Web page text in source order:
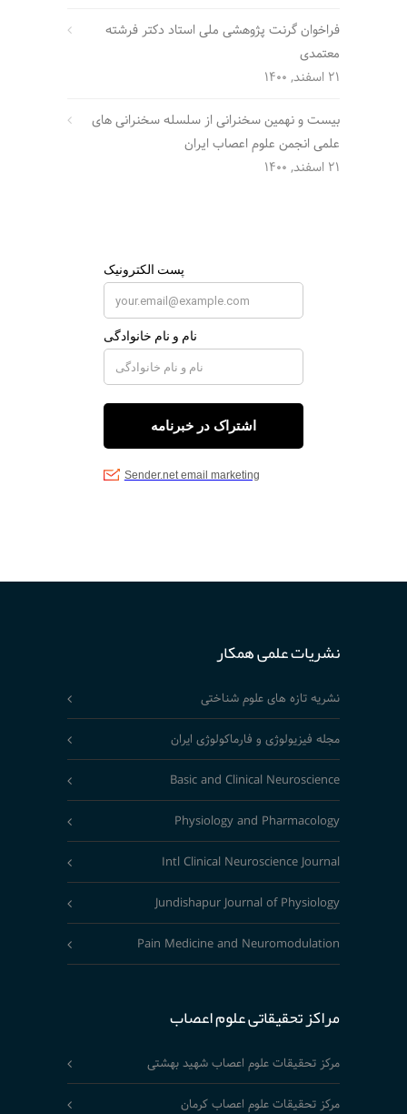
فراخوان گرنت پژوهشی ملی استاد دکتر فرشته
معتمدی
21 اسفند, 1400
بیست و نهمین سخنرانی از سلسله سخنرانی های
علمی انجمن علوم اعصاب ایران
21 اسفند, 1400
نشریات علمی همکار
نشریه تازه های علوم شناختی
مجله فیزیولوژی و فارماکولوژی ایران
Basic and Clinical Neuroscience
Physiology and Pharmacology
Intl Clinical Neuroscience Journal
Jundishapur Journal of Physiology
Pain Medicine and Neuromodulation
مراکز تحقیقاتی علوم اعصاب
مرکز تحقیقات علوم اعصاب شهید بهشتی
مرکز تحقیقات علوم اعصاب کرمان